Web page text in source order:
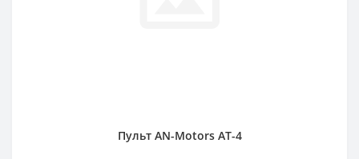
Пульт AN-Motors AT-4